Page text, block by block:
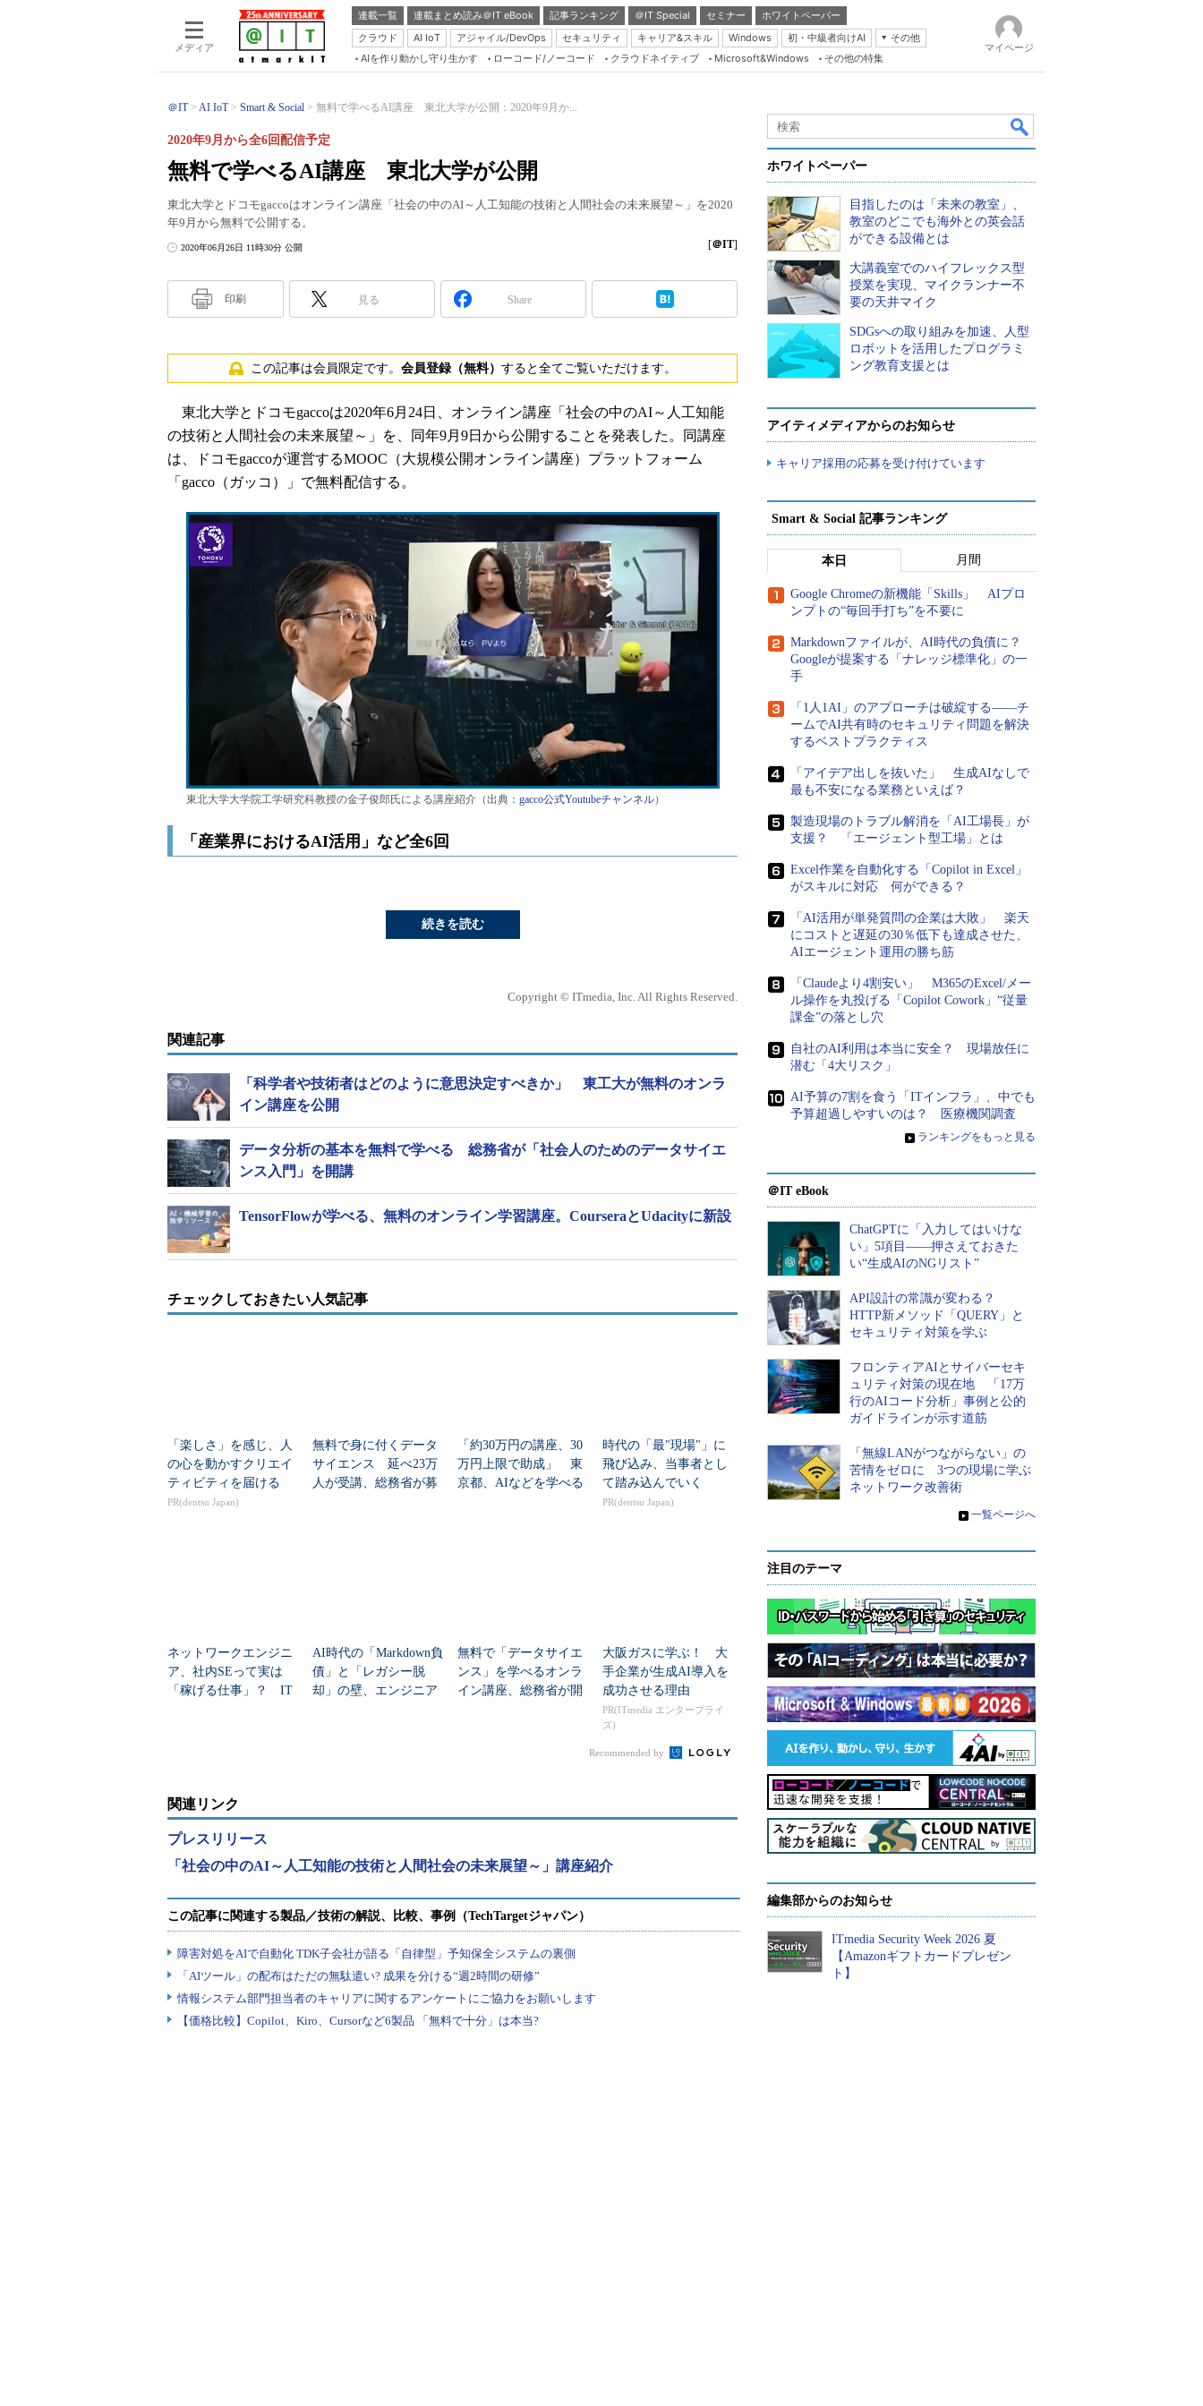
メディア
連載一覧 連載まとめ読み＠IT eBook 記事ランキング ＠IT Special セミナー
ホワイトペーパー
クラウド
AI IoT アジャイル/DevOps セキュリティ キャリア&スキル Windows 初・中級者向けAI
その他
Server & Storage
Database Expert
Linux ＆ OSS
Master of IP Network
Security & Trust
Insider.NET
ブログ
AIを作り動かし守り生かす ローコード/ノーコード クラウドネイティブ Microsoft&Windows その他の特集
マイページ
＠IT AI IoT Smart & Social 無料で学べるAI講座 東北大学が公開：2020年9月か...
無料で学べるAI講座 東北大学が公開
2020年9月から全6回配信予定
東北大学とドコモgaccoはオンライン講座「社会の中のAI～人工知能の技術と人間社会の未来展望～」を2020
年9月から無料で公開する。
2020年06月26日 11時30分 公開 [＠IT]
印刷 見る Share
この記事は会員限定です。 会員登録（無料） すると全てご覧いただけます。
東北大学とドコモgaccoは2020年6月24日、オンライン講座「社会の中のAI～人工知能
の技術と人間社会の未来展望～」を、同年9月9日から公開することを発表した。同講座
は、ドコモgaccoが運営するMOOC（大規模公開オンライン講座）プラットフォーム
「gacco（ガッコ）」で無料配信する。
東北大学大学院工学研究科教授の金子俊郎氏による講座紹介（出典： gacco公式Youtubeチャンネル）
「産業界におけるAI活用」など全6回
続きを読む
Copyright © ITmedia, Inc. All Rights Reserved.
関連記事
「科学者や技術者はどのように意思決定すべきか」 東工大が無料のオンラ
イン講座を公開
データ分析の基本を無料で学べる 総務省が「社会人のためのデータサイエ
ンス入門」を開講
TensorFlowが学べる、無料のオンライン学習講座。CourseraとUdacityに新設
チェックしておきたい人気記事
「楽しさ」を感じ、人
の心を動かすクリエイ
ティビティを届ける
PR(dentsu Japan)
無料で身に付くデータ
サイエンス 延べ23万
人が受講、総務省が募
「約30万円の講座、30
万円上限で助成」 東
京都、AIなどを学べる
時代の「最"現場"」に
飛び込み、当事者とし
て踏み込んでいく
PR(dentsu Japan)
ネットワークエンジニ
ア、社内SEって実は
「稼げる仕事」？ IT
AI時代の「Markdown負
債」と「レガシー脱
却」の壁、エンジニア
無料で「データサイエ
ンス」を学べるオンラ
イン講座、総務省が開
大阪ガスに学ぶ！ 大
手企業が生成AI導入を
成功させる理由
PR(ITmedia エンタープライ
ズ)
Recommended by
関連リンク
プレスリリース
「社会の中のAI～人工知能の技術と人間社会の未来展望～」講座紹介
ホワイトペーパー
目指したのは「未来の教室」、
教室のどこでも海外との英会話
ができる設備とは
大講義室でのハイフレックス型
授業を実現、マイクランナー不
要の天井マイク
SDGsへの取り組みを加速、人型
ロボットを活用したプログラミ
ング教育支援とは
アイティメディアからのお知らせ
キャリア採用の応募を受け付けています
Smart & Social 記事ランキング
本日 月間
Google Chromeの新機能「Skills」 AIプロ
ンプトの“毎回手打ち”を不要に
Markdownファイルが、AI時代の負債に？
Googleが提案する「ナレッジ標準化」の一
手
「1人1AI」のアプローチは破綻する――チ
ームでAI共有時のセキュリティ問題を解決
するベストプラクティス
「アイデア出しを抜いた」 生成AIなしで
最も不安になる業務といえば？
製造現場のトラブル解消を「AI工場長」が
支援？ 「エージェント型工場」とは
Excel作業を自動化する「Copilot in Excel」
がスキルに対応 何ができる？
「AI活用が単発質問の企業は大敗」 楽天
にコストと遅延の30％低下も達成させた、
AIエージェント運用の勝ち筋
「Claudeより4割安い」 M365のExcel/メー
ル操作を丸投げる「Copilot Cowork」“従量
課金”の落とし穴
自社のAI利用は本当に安全？ 現場放任に
潜む「4大リスク」
AI予算の7割を食う「ITインフラ」、中でも
予算超過しやすいのは？ 医療機関調査
» ランキングをもっと見る
＠IT eBook
ChatGPTに「入力してはいけな
い」5項目――押さえておきた
い“生成AIのNGリスト”
API設計の常識が変わる？
HTTP新メソッド「QUERY」と
セキュリティ対策を学ぶ
フロンティアAIとサイバーセキ
ュリティ対策の現在地 「17万
行のAIコード分析」事例と公的
ガイドラインが示す道筋
「無線LANがつながらない」の
苦情をゼロに 3つの現場に学ぶ
ネットワーク改善術
» 一覧ページへ
注目のテーマ
編集部からのお知らせ
ITmedia Security Week 2026 夏
【Amazonギフトカードプレゼン
ト】